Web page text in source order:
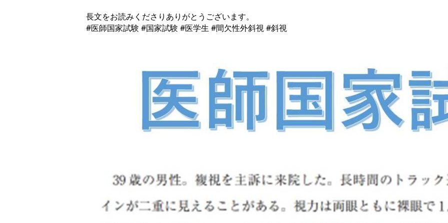
長文をお読みくださりありがとうございます。
#医師国家試験 #国家試験 #医学生 #間欠性外斜視 #斜視